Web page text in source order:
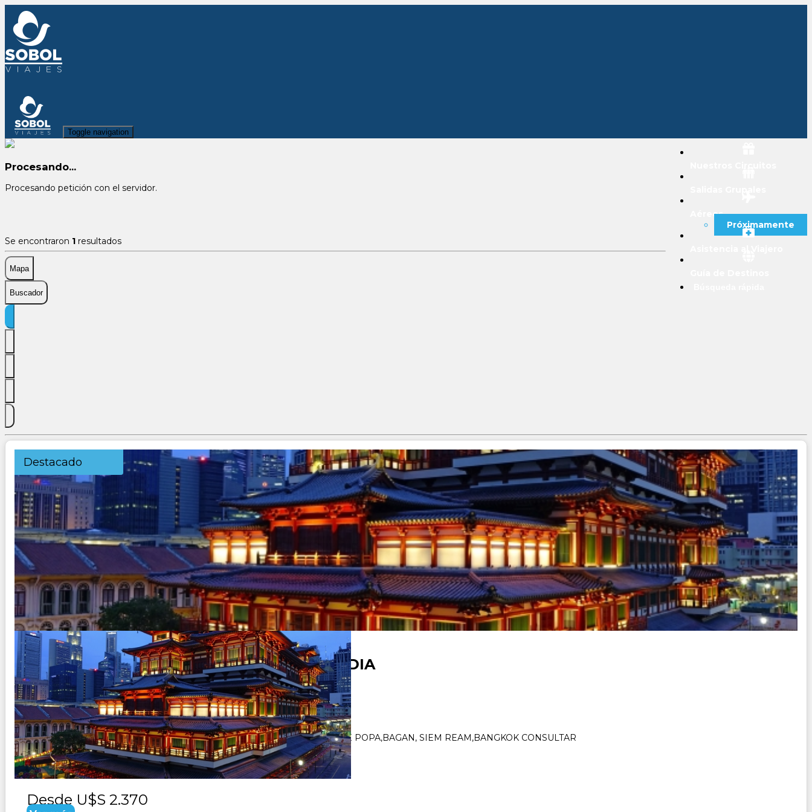
Toggle navigation
Aéreos
Próximamente
Procesando...
Procesando petición con el servidor.
Se encontraron 1 resultados
Mapa
Buscador
Destacado
SINGAPUR, VIETNAM, CAMBOYA Y TAILANDIA
Duración:
16Días 15Noches
Paquete Turistico de 16 dias 15 noches Visitando SINGAPUR,YANGON,MONTE POPA,BAGAN, SIEM REAM,BANGKOK CONSULTAR
Desde U$S 2.370